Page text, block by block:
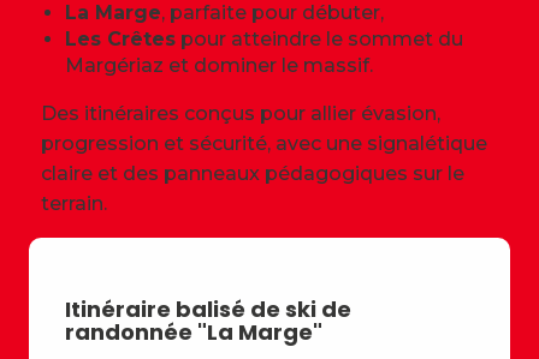
La Marge, parfaite pour débuter,
Les Crêtes pour atteindre le sommet du
Margériaz et dominer le massif.
Des itinéraires conçus pour allier évasion,
progression et sécurité, avec une signalétique
claire et des panneaux pédagogiques sur le
terrain.
Itinéraire balisé de ski de
randonnée "La Marge"